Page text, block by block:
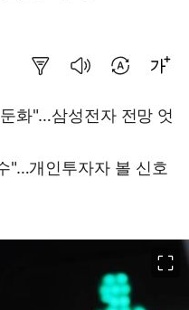
화"…삼성전자 전망 엇
"…개인투자자 볼 신호